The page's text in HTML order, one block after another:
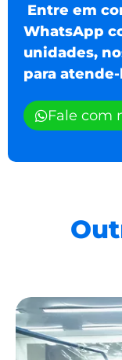
Entre em
WhatsApp
unidades,
para
Fale com